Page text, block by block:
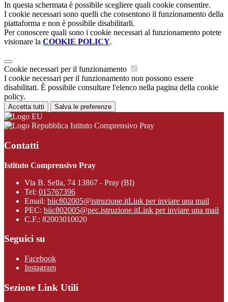
In questa schermata è possibile scegliere quali cookie consentire.
I cookie necessari sono quelli che consentono il funzionamento della
piattaforma e non è possibile disabilitarli.
Per conoscere quali sono i cookie necessari al funzionamento potete
visionare la COOKIE POLICY.
Cookie necessari per il funzionamento
I cookie necessari per il funzionamento non possono essere
disabilitati. È possibile consultare l'elenco nella pagina della cookie
policy.
Accetta tutti Salva le preferenze
Istituto Comprensivo Pray
Contatti
Istituto Comprensivo Pray
Via B. Sella, 74 13867 - Pray (BI)
Tel: 015767396
Email: biic802005@istruzione.itLink per inviare una mail
PEC: biic802005@pec.istruzione.itLink per inviare una mail
C.F.: 82003010020
Seguici su
Facebook
Instagram
Sezione Link Utili